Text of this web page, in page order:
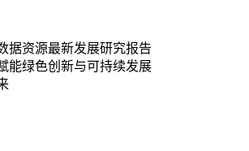
资源最新发展研究报告
能绿色创新与可持续发展